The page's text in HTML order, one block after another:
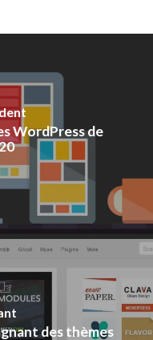
WordPress de
des thèmes